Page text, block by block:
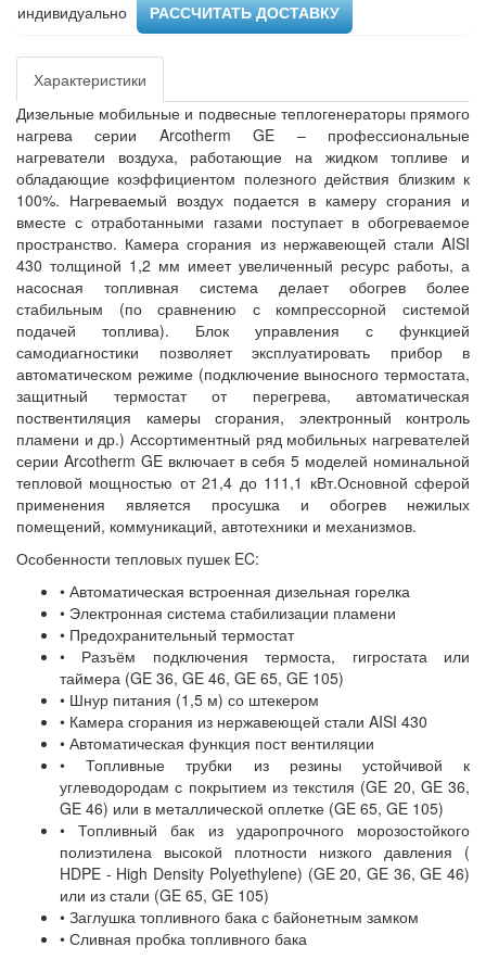
индивидуально ​
РАССЧИТАТЬ ДОСТАВКУ
Характеристики
Дизельные мобильные и подвесные теплогенераторы прямого
нагрева серии Arcotherm GE – профессиональные
нагреватели воздуха, работающие на жидком топливе и
обладающие коэффициентом полезного действия близким к
100%. Нагреваемый воздух подается в камеру сгорания и
вместе с отработанными газами поступает в обогреваемое
пространство. Камера сгорания из нержавеющей стали AISI
430 толщиной 1,2 мм имеет увеличенный ресурс работы, а
насосная топливная система делает обогрев более
стабильным (по сравнению с компрессорной системой
подачей топлива). Блок управления с функцией
самодиагностики позволяет эксплуатировать прибор в
автоматическом режиме (подключение выносного термостата,
защитный термостат от перегрева, автоматическая
поствентиляция камеры сгорания, электронный контроль
пламени и др.) Ассортиментный ряд мобильных нагревателей
серии Arcotherm GE включает в себя 5 моделей номинальной
тепловой мощностью от 21,4 до 111,1 кВт.Основной сферой
применения является просушка и обогрев нежилых
помещений, коммуникаций, автотехники и механизмов.
Особенности тепловых пушек EC:
• Автоматическая встроенная дизельная горелка
• Электронная система стабилизации пламени
• Предохранительный термостат
• Разъём подключения термоста, гигростата или
таймера (GE 36, GE 46, GE 65, GE 105)
• Шнур питания (1,5 м) со штекером
• Камера сгорания из нержавеющей стали AISI 430
• Автоматическая функция пост вентиляции
• Топливные трубки из резины устойчивой к
углеводородам с покрытием из текстиля (GE 20, GE 36,
GE 46) или в металлической оплетке (GE 65, GE 105)
• Топливный бак из ударопрочного морозостойкого
полиэтилена высокой плотности низкого давления (
HDPE - High Density Polyethylene) (GE 20, GE 36, GE 46)
или из стали (GE 65, GE 105)
• Заглушка топливного бака с байонетным замком
• ​Сливная пробка топливного бака